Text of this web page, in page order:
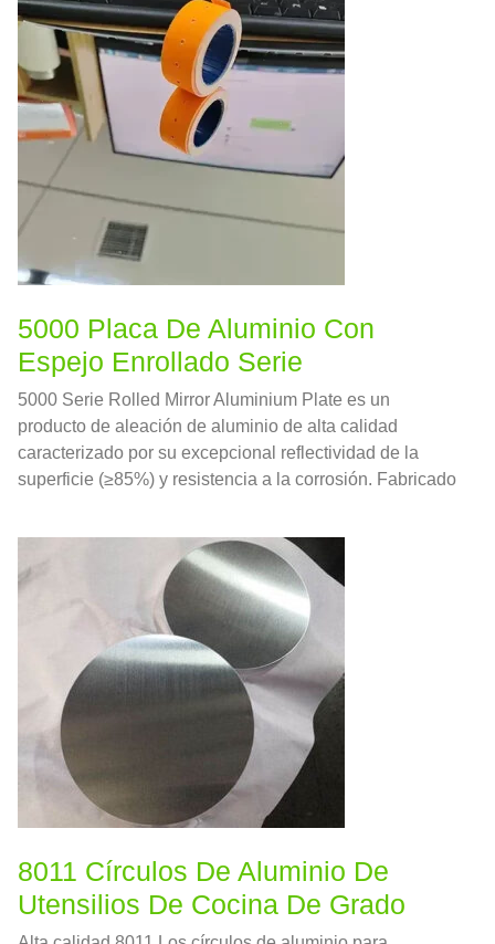
5000 Placa De Aluminio Con
Espejo Enrollado Serie
5000 Serie Rolled Mirror Aluminium Plate es un
producto de aleación de aluminio de alta calidad
caracterizado por su excepcional reflectividad de la
superficie (≥85%) y resistencia a la corrosión. Fabricado
conserva la fuerza y ​​la formabilidad del 5000 aleaciones
en serie.
8011 Círculos De Aluminio De
Utensilios De Cocina De Grado